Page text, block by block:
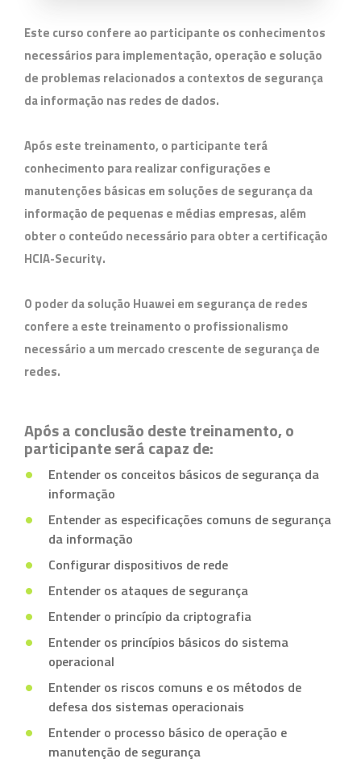
Este curso confere ao participante os conhecimentos
necessários para implementação, operação e solução
de problemas relacionados a contextos de segurança
da informação nas redes de dados.
Após este treinamento, o participante terá
conhecimento para realizar configurações e
manutenções básicas em soluções de segurança da
informação de pequenas e médias empresas, além
obter o conteúdo necessário para obter a certificação
HCIA-Security.
O poder da solução Huawei em segurança de redes
confere a este treinamento o profissionalismo
necessário a um mercado crescente de segurança de
redes.
Após a conclusão deste treinamento, o
participante será capaz de:
Entender os conceitos básicos de segurança da
informação
Entender as especificações comuns de segurança
da informação
Configurar dispositivos de rede
Entender os ataques de segurança
Entender o princípio da criptografia
Entender os princípios básicos do sistema
operacional
Entender os riscos comuns e os métodos de
defesa dos sistemas operacionais
Entender o processo básico de operação e
manutenção de segurança